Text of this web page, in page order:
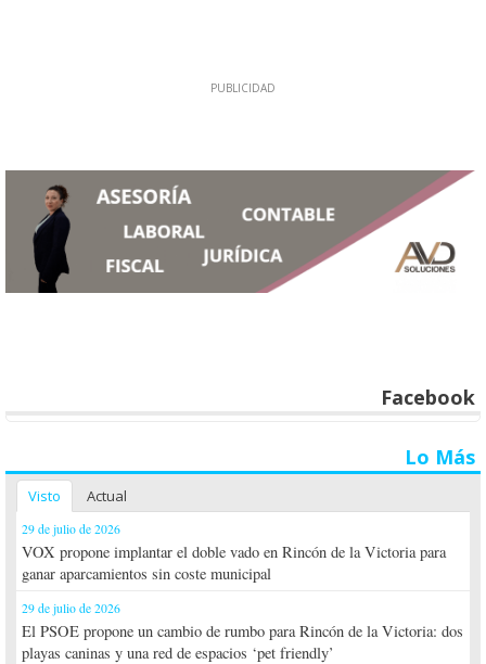
Facebook
Lo Más
Visto Actual
29 de julio de 2026
VOX propone implantar el doble vado en Rincón de la Victoria para
ganar aparcamientos sin coste municipal
29 de julio de 2026
El PSOE propone un cambio de rumbo para Rincón de la Victoria: dos
playas caninas y una red de espacios ‘pet friendly’